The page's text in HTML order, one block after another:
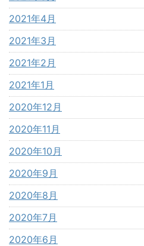
2021年4月
2021年3月
2021年2月
2021年1月
2020年12月
2020年11月
2020年10月
2020年9月
2020年8月
2020年7月
2020年6月